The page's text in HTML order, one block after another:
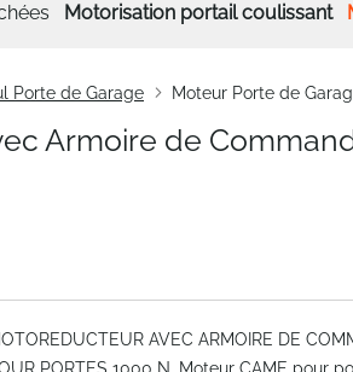
Motorisation portail coulissant
Porte de Garage Moteur Porte de
Armoire de
AVEC ARMOIRE DE